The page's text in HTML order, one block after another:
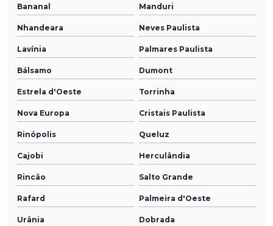
Bananal Manduri
Nhandeara Neves Paulista
Lavínia Palmares Paulista
Bálsamo Dumont
Estrela d'Oeste Torrinha
Nova Europa Cristais Paulista
Rinópolis Queluz
Cajobi Herculândia
Rincão Salto Grande
Rafard Palmeira d'Oeste
Urânia Dobrada